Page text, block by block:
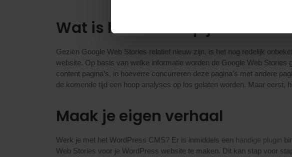
Wat is het effect op je SEO?
Gezien Google Web Stories relatief nieuw zijn, is het nog redelijk
website. Op basis van welke informatie worden de Google Web Stories
content pagina’s, in hoeverre concurreren deze pagina’s met andere
de komende tijd een hoop analyses op los gelaten worden. Maar eerst,
Maak je eigen verhaal
Werk je met het WordPress CMS? Er is inmiddels een handige plugin
Web Stories voor je WordPress website te maken. Dit kan stap voor